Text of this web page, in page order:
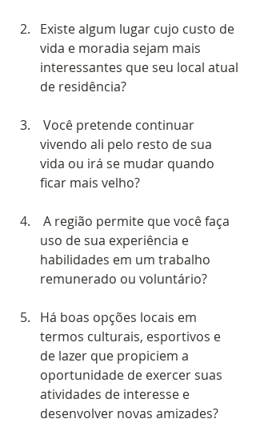
Existe algum lugar cujo custo de
vida e moradia sejam mais
interessantes que seu local atual
de residência?
vivendo ali pelo resto de sua
vida ou irá se mudar quando
ficar mais velho?
uso de sua experiência e
habilidades em um trabalho
remunerado ou voluntário?
Há boas opções locais em
termos culturais, esportivos e
de lazer que propiciem a
oportunidade de exercer suas
atividades de interesse e
desenvolver novas amizades?